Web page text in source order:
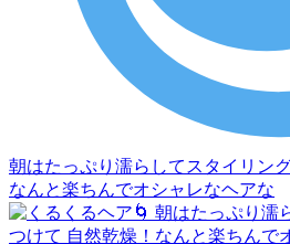
朝はたっぷり濡らしてスタイリン
なんと楽ちんでオシャレなヘアな